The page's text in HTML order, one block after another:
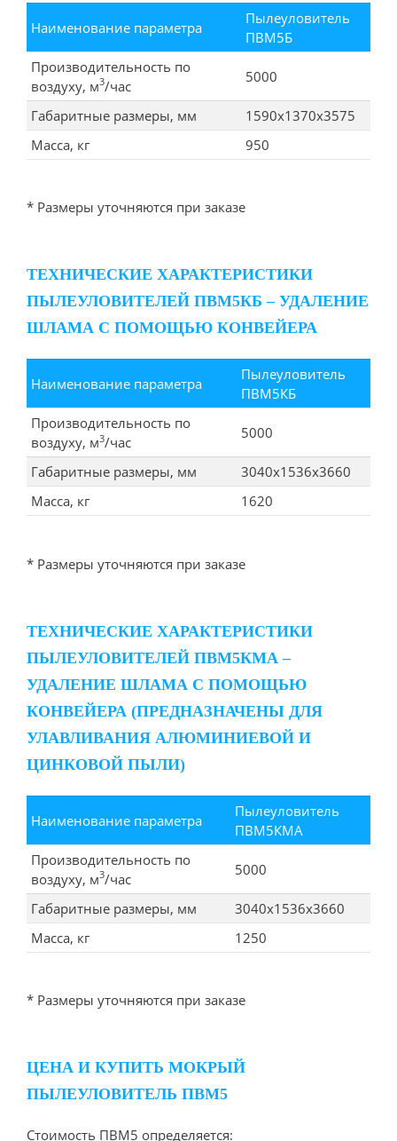
Наименование параметра
Пылеуловитель
ПВМ5Б
Производительность по
воздуху, м3/час
5000
Габаритные размеры, мм
1590x1370x3575
Масса, кг
950
* Размеры уточняются при заказе
ТЕХНИЧЕСКИЕ ХАРАКТЕРИСТИКИ
ПЫЛЕУЛОВИТЕЛЕЙ ПВМ5КБ – УДАЛЕНИЕ
ШЛАМА С ПОМОЩЬЮ КОНВЕЙЕРА
Наименование параметра
Пылеуловитель
ПВМ5КБ
Производительность по
воздуху, м3/час
5000
Габаритные размеры, мм
3040x1536x3660
Масса, кг
1620
* Размеры уточняются при заказе
ТЕХНИЧЕСКИЕ ХАРАКТЕРИСТИКИ
ПЫЛЕУЛОВИТЕЛЕЙ ПВМ5КМА –
УДАЛЕНИЕ ШЛАМА С ПОМОЩЬЮ
КОНВЕЙЕРА (ПРЕДНАЗНАЧЕНЫ ДЛЯ
УЛАВЛИВАНИЯ АЛЮМИНИЕВОЙ И
ЦИНКОВОЙ ПЫЛИ)
Наименование параметра
Пылеуловитель
ПВМ5КМА
Производительность по
воздуху, м3/час
5000
Габаритные размеры, мм
3040x1536x3660
Масса, кг
1250
* Размеры уточняются при заказе
ЦЕНА И КУПИТЬ МОКРЫЙ
ПЫЛЕУЛОВИТЕЛЬ ПВМ5
Стоимость ПВМ5 определяется: